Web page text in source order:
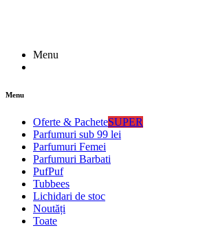
Menu
Menu
Oferte & PacheteSUPER
Parfumuri sub 99 lei
Parfumuri Femei
Parfumuri Barbati
PufPuf
Tubbees
Lichidari de stoc
Noutăți
Toate